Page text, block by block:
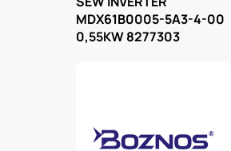
MDX61B0005-5A3-4-00
0,55KW 8277303